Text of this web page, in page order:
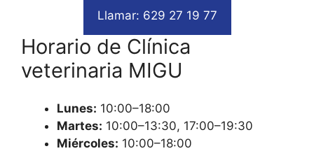
Llamar: 629 27 19 77
Horario de Clínica
veterinaria MIGU
Lunes: 10:00–18:00
Martes: 10:00–13:30, 17:00–19:30
Miércoles: 10:00–18:00